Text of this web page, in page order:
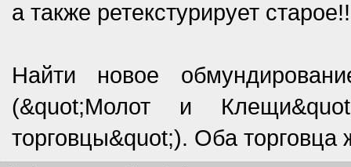
а также ретекстурирует
Найти новое
(&quot;Молот и
торговцы&quot;). Оба торговца